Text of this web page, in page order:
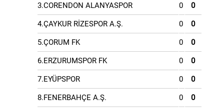
3.CORENDON ALANYASPOR 0 0
4.ÇAYKUR RİZESPOR A.Ş. 0 0
5.ÇORUM FK 0 0
6.ERZURUMSPOR FK 0 0
7.EYÜPSPOR 0 0
8.FENERBAHÇE A.Ş. 0 0